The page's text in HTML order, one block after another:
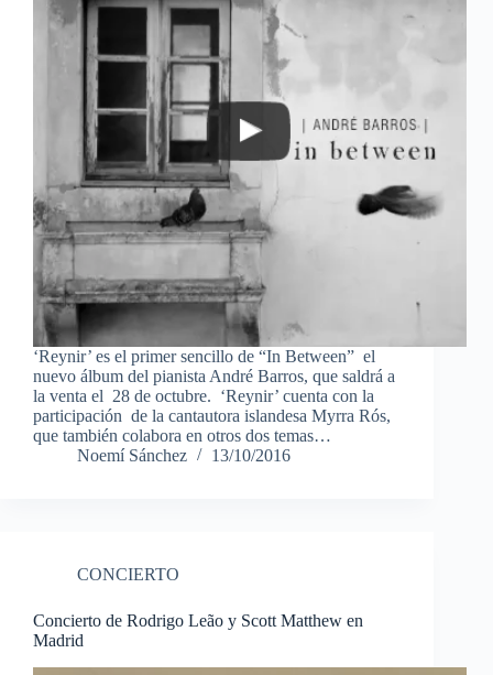
‘Reynir’ es el primer sencillo de “In Between” el
nuevo álbum del pianista André Barros, que saldrá a
la venta el 28 de octubre. ‘Reynir’ cuenta con la
participación de la cantautora islandesa Myrra Rós,
que también colabora en otros dos temas…
Noemí Sánchez
13/10/2016
CONCIERTO
Concierto de Rodrigo Leão y Scott Matthew en
Madrid